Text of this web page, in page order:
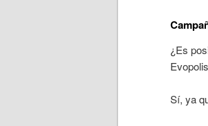
¿Es
Sí, ya